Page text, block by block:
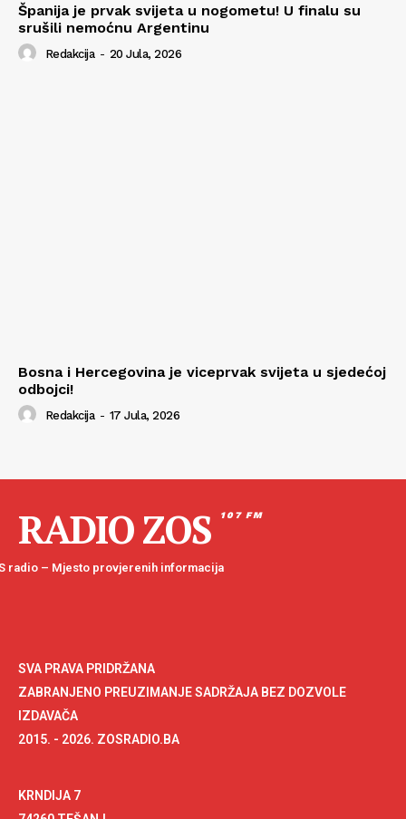
Španija je prvak svijeta u nogometu! U finalu su
srušili nemoćnu Argentinu
Redakcija - 20 Jula, 2026
Bosna i Hercegovina je viceprvak svijeta u sjedećoj
odbojci!
Redakcija - 17 Jula, 2026
RADIO ZOS 107 FM
radio – Mjesto provjerenih informacija
SVA PRAVA PRIDRŽANA
ZABRANJENO PREUZIMANJE SADRŽAJA BEZ DOZVOLE
IZDAVAČA
2015. - 2026. ZOSRADIO.BA
KRNDIJA 7